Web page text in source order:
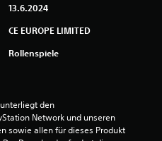
13.6.2024
CE EUROPE LIMITED
Rollenspiele
den
Network und unseren
sowie allen für dieses Produkt